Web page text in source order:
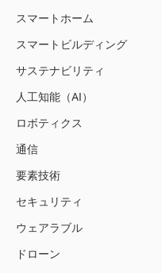
スマートホーム
スマートビルディング
サステナビリティ
人工知能（AI）
ロボティクス
通信
要素技術
セキュリティ
ウェアラブル
ドローン